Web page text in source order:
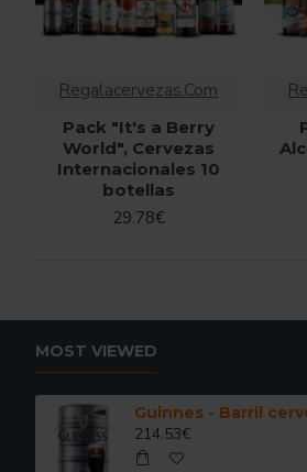
Regalacervezas.Com
Pack "It's a Berry
World", Cervezas
Internacionales 10
botellas
29.78€
MOST VIEWED
214.53€